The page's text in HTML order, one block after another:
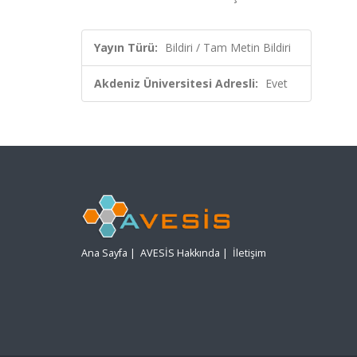
Yayın Türü: Bildiri / Tam Metin Bildiri
Akdeniz Üniversitesi Adresli: Evet
Ana Sayfa | AVESİS Hakkında | İletişim